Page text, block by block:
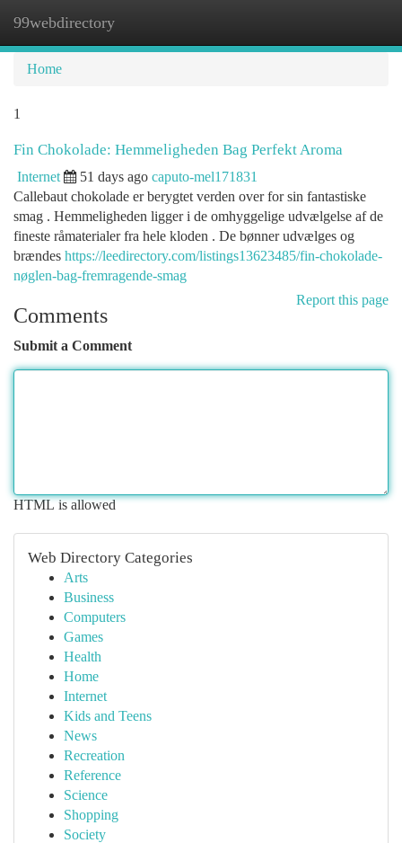
99webdirectory
Home
1
Fin Chokolade: Hemmeligheden Bag Perfekt Aroma
Internet 51 days ago caputo-mel171831
Callebaut chokolade er berygtet verden over for sin fantastiske
smag . Hemmeligheden ligger i de omhyggelige udvælgelse af de
fineste råmaterialer fra hele kloden . De bønner udvælges og
brændes https://leedirectory.com/listings13623485/fin-chokolade-
nøglen-bag-fremragende-smag
Report this page
Comments
Submit a Comment
HTML is allowed
Web Directory Categories
Arts
Business
Computers
Games
Health
Home
Internet
Kids and Teens
News
Recreation
Reference
Science
Shopping
Society